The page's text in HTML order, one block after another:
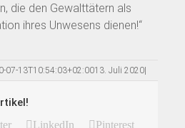
die den Gewalttätern als
ihres Unwesens dienen!“
07-13T10:54:03+02:0013. Juli 2020|
LinkedIn
Pinterest